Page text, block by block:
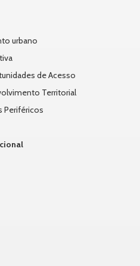
urbano
de Acesso
Territorial
Periféricos